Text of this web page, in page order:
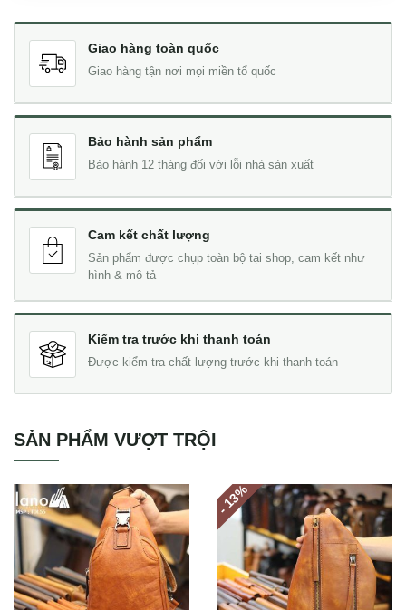
Giao hàng toàn quốc
Giao hàng tận nơi mọi miền tổ quốc
Bảo hành sản phẩm
Bảo hành 12 tháng đối với lỗi nhà sản xuất
Cam kết chất lượng
Sản phẩm được chụp toàn bộ tại shop, cam kết như
hình & mô tả
Kiểm tra trước khi thanh toán
Được kiểm tra chất lượng trước khi thanh toán
SẢN PHẨM VƯỢT TRỘI
- 13
%